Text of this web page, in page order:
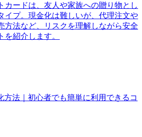
カードは、友人や家族への贈り物とし
イプ。現金化は難しいが、代理注文や
方法など、リスクを理解しながら安全
を紹介します。
方法｜初心者でも簡単に利用できるコ